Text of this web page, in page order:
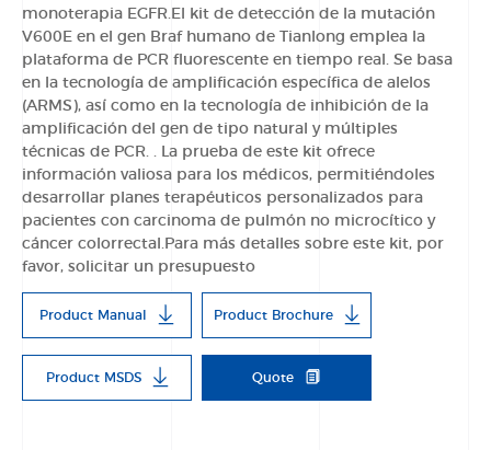
monoterapia EGFR.El kit de detección de la mutación
V600E en el gen Braf humano de Tianlong emplea la
plataforma de PCR fluorescente en tiempo real. Se basa
en la tecnología de amplificación específica de alelos
(ARMS), así como en la tecnología de inhibición de la
amplificación del gen de tipo natural y múltiples
técnicas de PCR. . La prueba de este kit ofrece
información valiosa para los médicos, permitiéndoles
desarrollar planes terapéuticos personalizados para
pacientes con carcinoma de pulmón no microcítico y
cáncer colorrectal.Para más detalles sobre este kit, por
favor, solicitar un presupuesto
Product Manual Product Brochure
Product MSDS Quote